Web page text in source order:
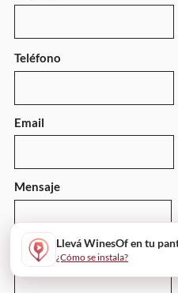
Teléfono
Email
Mensaje
Llevá WinesOf en tu
¿Cómo se instala?